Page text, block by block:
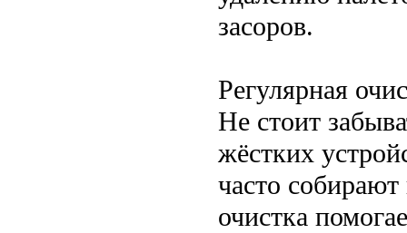
засоров.
Регулярная
Не стоит
жёстких
часто
очистка